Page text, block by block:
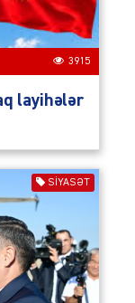
3915
layihələr
SIYASƏT